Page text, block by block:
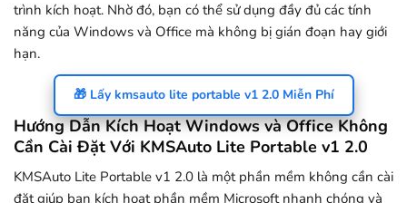
trình kích hoạt. Nhờ đó, bạn có thể sử dụng đầy đủ các tính
năng của Windows và Office mà không bị gián đoạn hay giới
hạn.
🎁 Lấy kmsauto lite portable v1 2.0 Miễn Phí
Hướng Dẫn Kích Hoạt Windows và Office Không
Cần Cài Đặt Với KMSAuto Lite Portable v1 2.0
KMSAuto Lite Portable v1 2.0 là một phần mềm không cần cài
đặt giúp bạn kích hoạt phần mềm Microsoft nhanh chóng và